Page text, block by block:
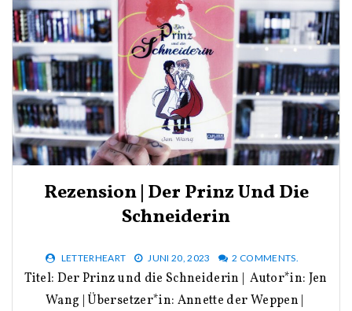
Rezension | Der Prinz Und Die
Schneiderin
LETTERHEART JUNI 20, 2023 2 COMMENTS.
Titel: Der Prinz und die Schneiderin | Autor*in: Jen
Wang | Übersetzer*in: Annette der Weppen |